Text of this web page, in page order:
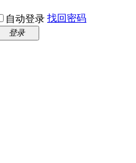
自动登录 找回密码
登录